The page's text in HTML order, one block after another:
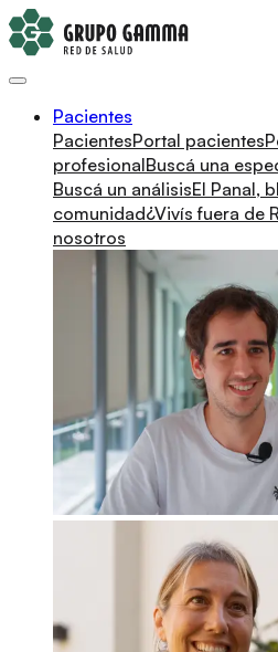
Pacientes
PacientesPortal pacientes
profesionalBuscá una
Buscá un análisisEl Panal,
comunidad¿Vivís fuera de
nosotros